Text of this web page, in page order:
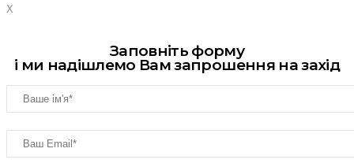
X
Заповніть форму
і ми надішлемо Вам запрошення на захід